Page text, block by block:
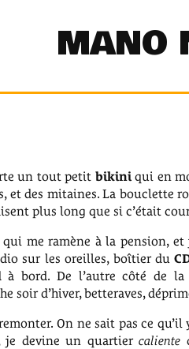
MANO
un tout petit bikiniqui en
et des mitaines. La bouclette
plus long que si c’était
qui me ramène à la pension,
sur les oreilles, boîtier du
bord. De l’autre côté de la
soir d’hiver, betteraves,
On ne sait pas ce qu’il
je devine un quartiercaliente